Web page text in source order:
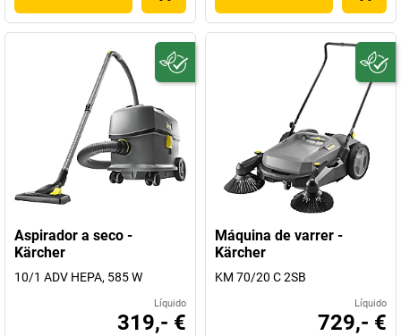
Aspirador a seco -
Kärcher
10/1 ADV HEPA, 585 W
Líquido
319,- €
Máquina de varrer -
Kärcher
KM 70/20 C 2SB
Líquido
729,- €